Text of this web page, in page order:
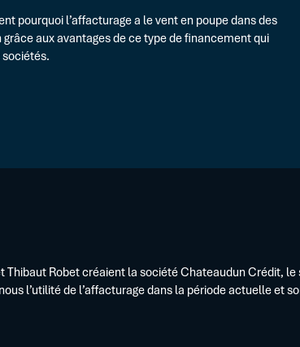
pourquoi l’affacturage a le vent en poupe dans des
aux avantages de ce type de financement qui
Thibaut Robet créaient la société Chateaudun Crédit,
l’utilité de l’affacturage dans la période actuelle et